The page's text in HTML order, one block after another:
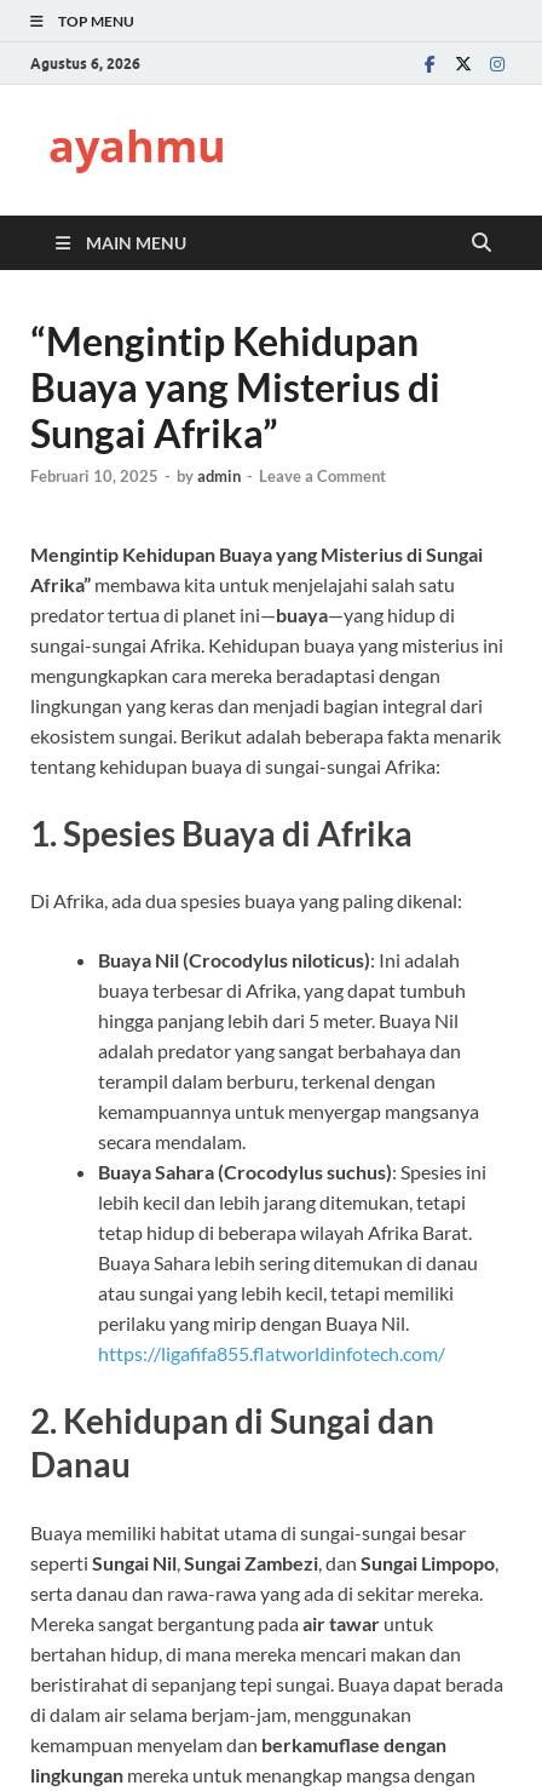
TOP MENU
Agustus 6, 2026
ayahmu
MAIN MENU
“Mengintip Kehidupan
Buaya yang Misterius di
Sungai Afrika”
Februari 10, 2025 - byadmin - Leave a Comment
Mengintip Kehidupan Buaya yang Misterius di Sungai
Afrika” membawa kita untuk menjelajahi salah satu
predator tertua di planet ini—buaya—yang hidup di
sungai-sungai Afrika. Kehidupan buaya yang misterius ini
mengungkapkan cara mereka beradaptasi dengan
lingkungan yang keras dan menjadi bagian integral dari
ekosistem sungai. Berikut adalah beberapa fakta menarik
tentang kehidupan buaya di sungai-sungai Afrika:
1.Spesies Buaya di Afrika
Di Afrika, ada dua spesies buaya yang paling dikenal:
Buaya Nil (Crocodylus niloticus): Ini adalah
buaya terbesar di Afrika, yang dapat tumbuh
hingga panjang lebih dari 5 meter. Buaya Nil
adalah predator yang sangat berbahaya dan
terampil dalam berburu, terkenal dengan
kemampuannya untuk menyergap mangsanya
secara mendalam.
Buaya Sahara (Crocodylus suchus): Spesies ini
lebih kecil dan lebih jarang ditemukan, tetapi
tetap hidup di beberapa wilayah Afrika Barat.
Buaya Sahara lebih sering ditemukan di danau
atau sungai yang lebih kecil, tetapi memiliki
perilaku yang mirip dengan Buaya Nil.
https://ligafifa855.flatworldinfotech.com/
2. Kehidupan di Sungai dan
Danau
Buaya memiliki habitat utama di sungai-sungai besar
seperti Sungai Nil Sungai Zambezi , dan Sungai Limpopo
serta danau dan rawa-rawa yang ada di sekitar mereka.
Mereka sangat bergantung padaair tawar untuk
bertahan hidup, di mana mereka mencari makan dan
beristirahat di sepanjang tepi sungai. Buaya dapat berada
di dalam air selama berjam-jam, menggunakan
kemampuan menyelam dan berkamuflase dengan
lingkungan mereka untuk menangkap mangsa dengan